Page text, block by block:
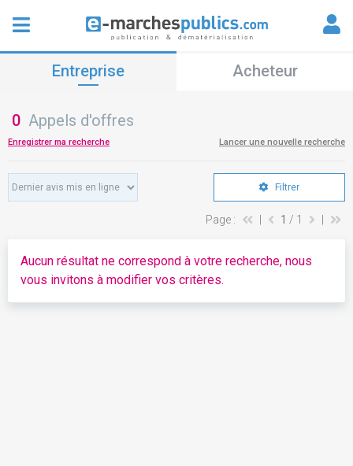
Entreprise Acheteur
0 Appels d'offres
Enregistrer ma recherche Lancer une nouvelle recherche
Filtrer
Page : 1 / 1
Aucun résultat ne correspond à votre recherche, nous
vous invitons à modifier vos critères.